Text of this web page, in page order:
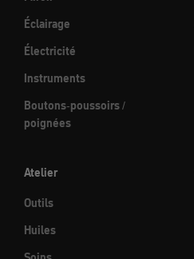
Éclairage
Électricité
Instruments
Boutons-poussoirs /
poignées
Atelier
Outils
Huiles